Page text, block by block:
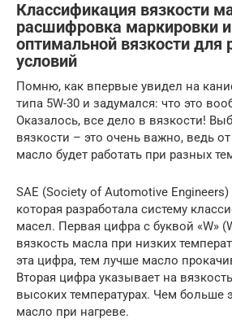
Классификация вязкости
расшифровка маркировки
оптимальной вязкости для
условий
Помню, как впервые увидел на
типа 5W-30 и задумался: что это
Оказалось, все дело в вязкости!
вязкости – это очень важно, ведь от
масло будет работать при разных
SAE (Society of Automotive Engineers)
которая разработала систему
масел. Первая цифра с буквой «W»
вязкость масла при низких
эта цифра, тем лучше масло
Вторая цифра указывает на
высоких температурах. Чем больше
масло при нагреве.